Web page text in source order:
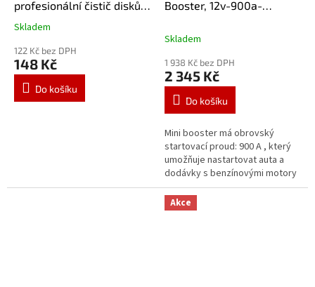
profesionální čistič disků
kol G167
Průměrné
produktu
je
5,0
Skladem
122 Kč bez DPH
148 Kč
Do košíku
Booster, 12v-900a-
Skladem
1 938 Kč bez DPH
2 345 Kč
Do košíku
Mini booster má obrovský
startovací proud: 900 A , který
umožňuje nastartovat auta a
dodávky s benzínovými motory
do 6 litrů a naftovými...
Akce